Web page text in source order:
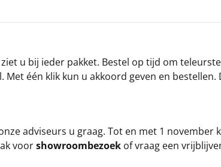
u bij ieder pakket. Bestel op tijd om
één klik kun u akkoord geven en
adviseurs u graag. Tot en met 1
voorshowroombezoek of vraag een